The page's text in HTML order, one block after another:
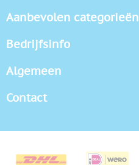
Aanbevolen categorieën
Bedrijfsinfo
Algemeen
Contact